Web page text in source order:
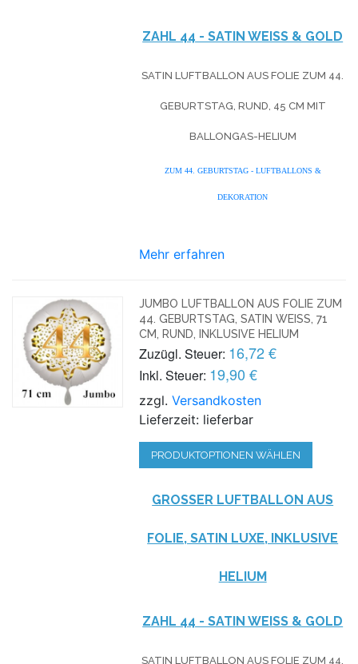
ZAHL 44 - SATIN WEISS & GOLD
SATIN LUFTBALLON AUS FOLIE ZUM 44.
GEBURTSTAG, RUND, 45 CM MIT
BALLONGAS-HELIUM
ZUM 44. GEBURTSTAG - LUFTBALLONS &
DEKORATION
Mehr erfahren
JUMBO LUFTBALLON AUS FOLIE ZUM
44. GEBURTSTAG, SATIN WEISS, 71 C
M, RUND, INKLUSIVE HELIUM
Zuzügl. Steuer: 16,72 €
Inkl. Steuer: 19,90 €
zzgl.Versandkosten
Lieferzeit: lieferbar
PRODUKTOPTIONEN WÄHLEN
GROSSER LUFTBALLON AUS F
OLIE, SATIN LUXE, INKLUSIVE H
ELIUM
ZAHL 44 - SATIN WEISS & GOLD
SATIN LUFTBALLON AUS FOLIE ZUM 44.